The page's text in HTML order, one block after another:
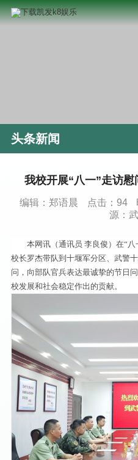
头条新闻
我校开展“八一”走访
编辑：郑语晨 点击： 94
源：
本网讯（通讯员 李良俊）在“八
校长罗杰带队到十堰军分区、武警
问，向部队官兵表达最诚挚的节日
校发展和社会稳定作出的贡献。